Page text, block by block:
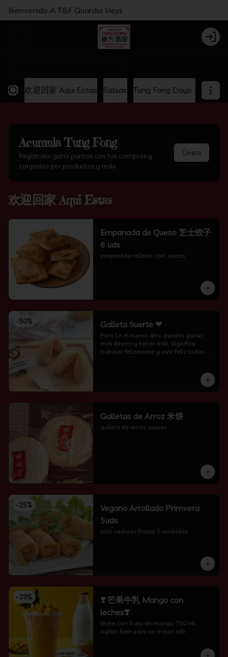
Bienvenido A T&F Guardia Vieja
Login
欢迎回家 Aqui Estas Salsas Tung Fong Days 2x1
AcumulaTung Fong
Regístrate, gana puntos con tus compras y
canjealos por productos y más
Únete
欢迎回家 Aqui Estas
Empanada de Queso 芝士饺子
6 uds
empanada relleno con  queso
-50% Galleta Suerte ❤
Para En el nuevo año, puedes ganar
más dinero y hacer más. Significa
trabajar felizmente y vivir feliz todos
Galletas de Arroz 米饼
galleta de arroz sauves
-25%
Vegano Arrollado Primvera
5uds
solo veduras fresca 5 unidades
-29%
❣️ 芒果牛乳 Mango con
leches❣️
leche con fruta de mango 750 ml
Agitar bien para un mejor sab